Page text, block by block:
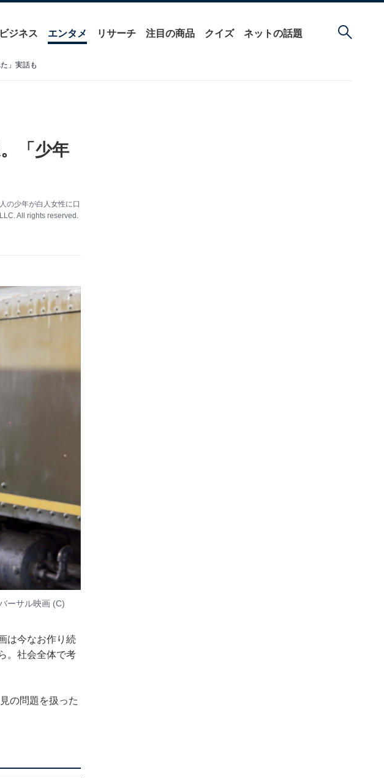
ジネス エンタメ リサーチ 注目の商品 クイズ ネットの話題
」実話も
「少年
の少年が白人女性に口
All rights reserved.
ーサル映画 (C)
は今なお作り続
。社会全体で考
の問題を扱った